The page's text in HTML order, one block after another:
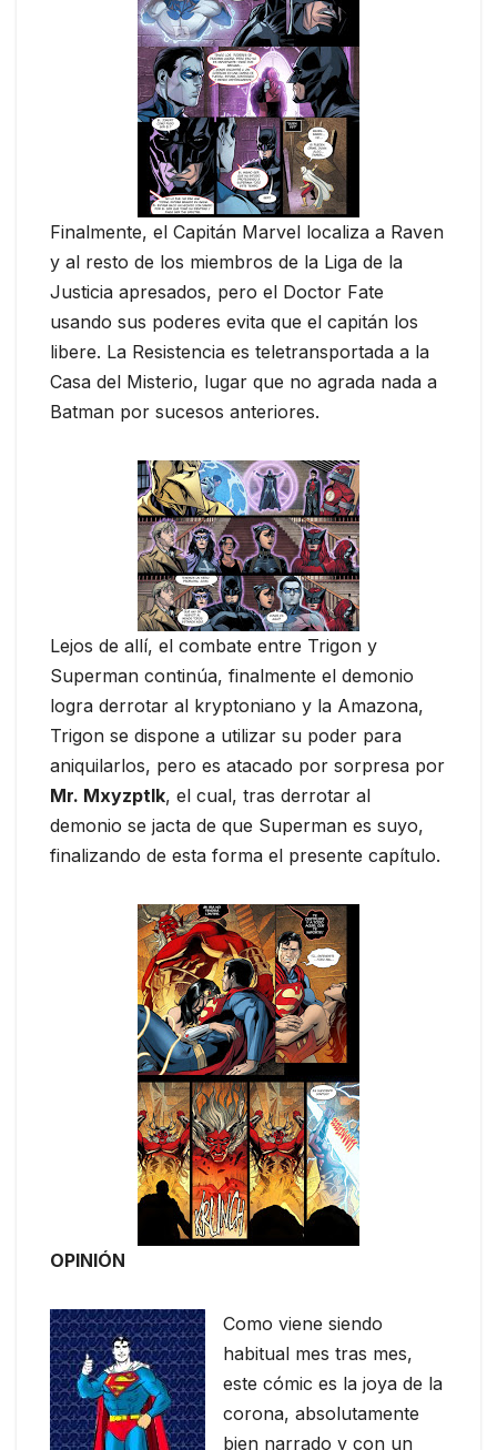
Finalmente, el Capitán Marvel localiza a Raven
y al resto de los miembros de la Liga de la
Justicia apresados, pero el Doctor Fate
usando sus poderes evita que el capitán los
libere. La Resistencia es teletransportada a la
Casa del Misterio, lugar que no agrada nada a
Batman por sucesos anteriores.
Lejos de allí, el combate entre Trigon y
Superman continúa, finalmente el demonio
logra derrotar al kryptoniano y la Amazona,
Trigon se dispone a utilizar su poder para
aniquilarlos, pero es atacado por sorpresa por
Mr. Mxyzptlk, el cual, tras derrotar al
demonio se jacta de que Superman es suyo,
finalizando de esta forma el presente capítulo.
OPINIÓN
Como viene siendo
habitual mes tras mes,
este cómic es la joya de la
corona, absolutamente
bien narrado y con un